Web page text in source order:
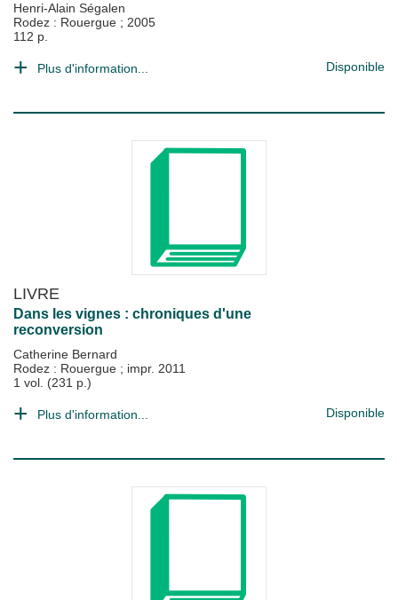
Henri-Alain Ségalen
Rodez : Rouergue ; 2005
112 p.
Plus d'information... Disponible
LIVRE
Dans les vignes : chroniques d'une
reconversion
Catherine Bernard
Rodez : Rouergue ; impr. 2011
1 vol. (231 p.)
Plus d'information... Disponible